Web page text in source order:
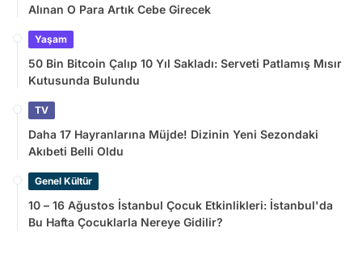
Alınan O Para Artık Cebe Girecek
Yaşam
50 Bin Bitcoin Çalıp 10 Yıl Sakladı: Serveti Patlamış Mısır
Kutusunda Bulundu
TV
Daha 17 Hayranlarına Müjde! Dizinin Yeni Sezondaki
Akıbeti Belli Oldu
Genel Kültür
10 – 16 Ağustos İstanbul Çocuk Etkinlikleri: İstanbul'da
Bu Hafta Çocuklarla Nereye Gidilir?